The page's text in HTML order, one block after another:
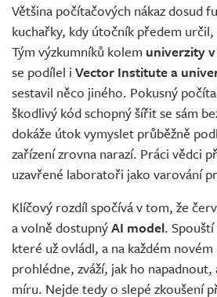
Většina počítačových nákaz dosud
kuchařky, kdy útočník předem určil,
Tým výzkumníků kolem univerzity
se podílel i Vector Institute a
sestavil něco jiného. Pokusný
škodlivý kód schopný šířit se sám
dokáže útok vymyslet průběžně
zařízení zrovna narazí. Práci vědci
uzavřené laboratoři jako varování
Klíčový rozdíl spočívá v tom, že
a volně dostupnýAI model.
které už ovládl, a na každém
prohlédne, zváží, jak ho napadnout,
míru. Nejde tedy o slepé zkoušení